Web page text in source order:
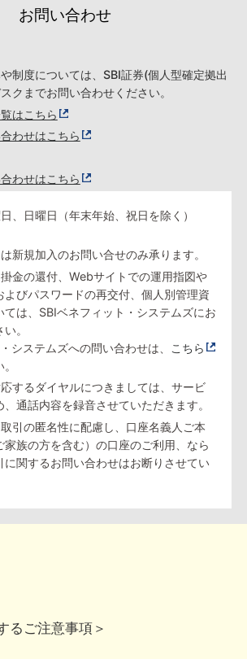
お問い合わせ
制度については、SBI証券(個人型確定拠出
クまでお問い合わせください。
はこちら
わせはこちら
わせはこちら
、日曜日（年末年始、祝日を除く）
新規加入のお問い合せのみ承ります。
金の還付、Webサイトでの運用指図や
よびパスワードの再交付、個人別管理資
ては、SBIベネフィット・システムズにお
。
システムズへの問い合わせは、
こちら
するダイヤルにつきましては、サービ
通話内容を録音させていただきます。
引の匿名性に配慮し、口座名義人ご本
家族の方を含む）の口座のご利用、なら
に関するお問い合わせはお断りさせてい
るご注意事項＞